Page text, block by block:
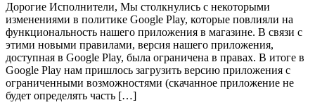
Дорогие Исполнители, Мы столкнулись с некоторыми
изменениями в политике Google Play, которые повлияли на
функциональность нашего приложения в магазине. В связи с
этими новыми правилами, версия нашего приложения,
доступная в Google Play, была ограничена в правах. В итоге в
Google Play нам пришлось загрузить версию приложения с
ограниченными возможностями (скачанное приложение не
будет определять часть […]